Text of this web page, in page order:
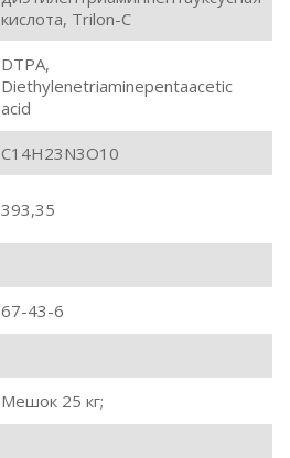
кислота, Trilon-C
DTPA,
Diethylenetriaminepentaacetic
acid
C14H23N3O10
393,35
67-43-6
Мешок 25 кг;